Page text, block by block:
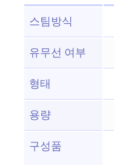
스팀방식
유무선 여부
형태
용량
구성품